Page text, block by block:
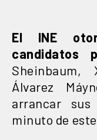
El INE
candidatos
Álvarez
arrancar
minuto de